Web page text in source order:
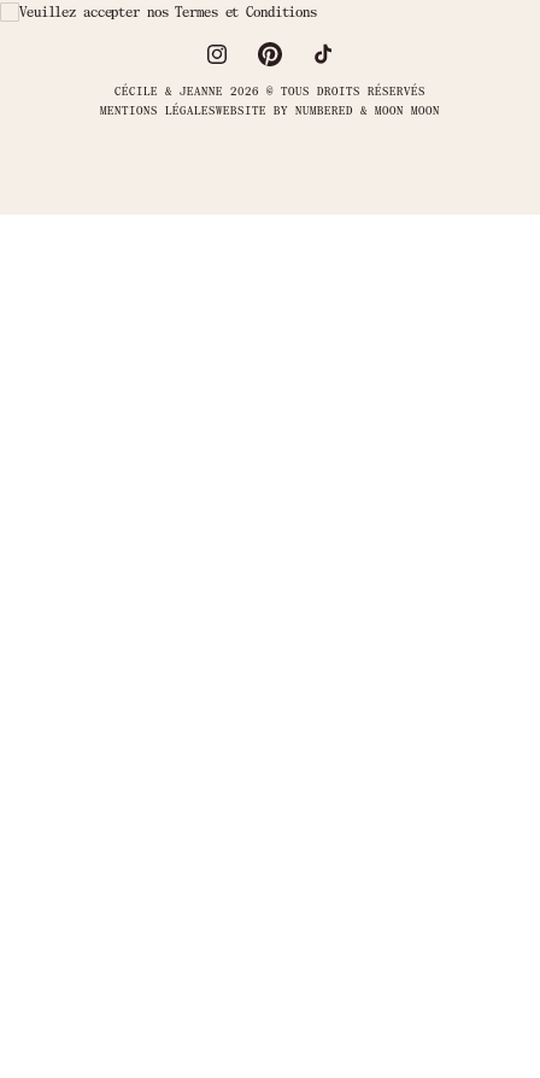
Veuillez accepter nos Termes et Conditions
MENTIONS LÉGALES
CÉCILE & JEANNE 2026 © TOUS DROITS RÉSERVÉS
WEBSITE BY NUMBERED & MOON MOON